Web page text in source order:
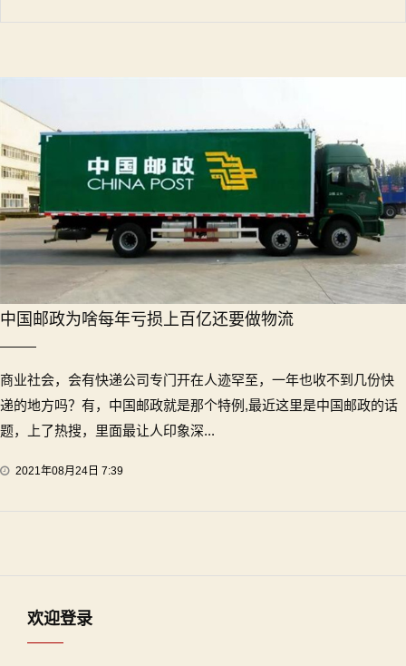
中国邮政为啥每年亏损上百亿还要做物流
商业社会，会有快递公司专门开在人迹罕至，一年也收不到几份快
递的地方吗？有，中国邮政就是那个特例,最近这里是中国邮政的话
题，上了热搜，里面最让人印象深...
2021年08月24日 7:39
欢迎登录